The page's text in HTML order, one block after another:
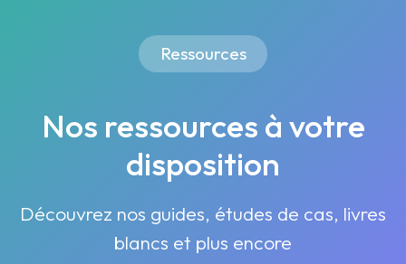
Ressources
Nos ressources à votre
disposition
Découvrez nos guides, études de cas, livres
blancs et plus encore